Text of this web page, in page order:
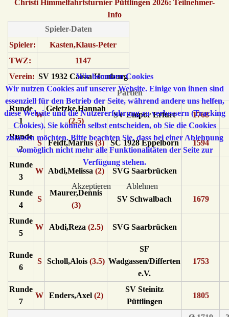
Christi Himmelfahrtsturnier Püttlingen 2026: Teilnehmer-
Info
Spieler-Daten
Spieler:
Kasten,Klaus-Peter
TWZ:
1147
Verein: SV 1932 Caissa Homburg
Partien
Runde
1
W
Geletzke,Hannah
(2.5)
SV Empor Erfurt 1768
Runde
2
S Feidt,Marius(3) SC 1928 Eppelborn 1594
Runde
3
W Abdi,Melissa (2) SVG Saarbrücken
Runde
4
S
Maurer,Dennis
(3)
SV Schwalbach 1679
Runde
5
W Abdi,Reza (2.5) SVG Saarbrücken
Runde
6
S Scholl,Alois (3.5)
SF
Wadgassen/Differten
e.V.
1753
Runde
7
W Enders,Axel(2)
SV Steinitz
Püttlingen
1805
Wir benutzen Cookies
Wir nutzen Cookies auf unserer Website. Einige von ihnen sind
essenziell für den Betrieb der Seite, während andere uns helfen,
diese Website und die Nutzererfahrung zu verbessern (Tracking
Cookies). Sie können selbst entscheiden, ob Sie die Cookies
zulassen möchten. Bitte beachten Sie, dass bei einer Ablehnung
womöglich nicht mehr alle Funktionalitäten der Seite zur
Verfügung stehen.
Akzeptieren Ablehnen